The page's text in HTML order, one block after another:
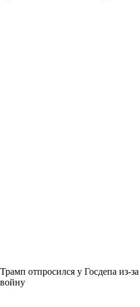
Трамп отпросился у Госдепа из-
войну